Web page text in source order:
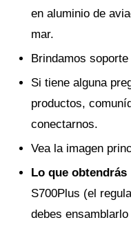
en aluminio de
mar.
Brindamos
Si tiene alguna
productos,
conectarnos.
Vea la imagen
Lo que obtendrás
S700Plus (el
debes